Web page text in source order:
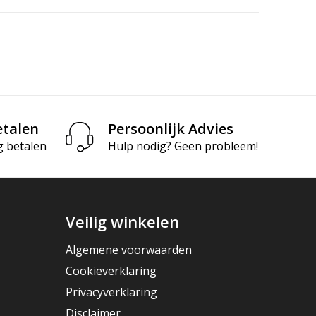
betalen
Persoonlijk Advies
Hulp nodig? Geen probleem!
Veilig winkelen
Algemene voorwaarden
Cookieverklaring
Privacyverklaring